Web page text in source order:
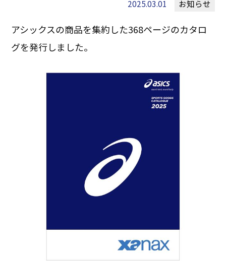
2025.03.01 お知らせ
アシックスの商品を集約した368ページのカタロ
グを発行しました。